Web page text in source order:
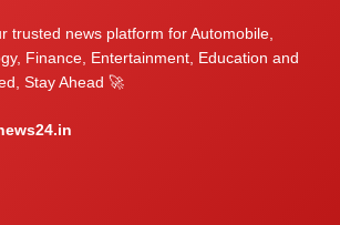
trusted news platform for Automobile,
Finance, Entertainment, Education and
Stay Ahead 🚀